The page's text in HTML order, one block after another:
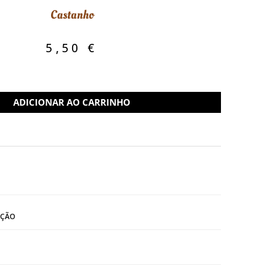
Castanho
5,50€
ADICIONAR AO CARRINHO